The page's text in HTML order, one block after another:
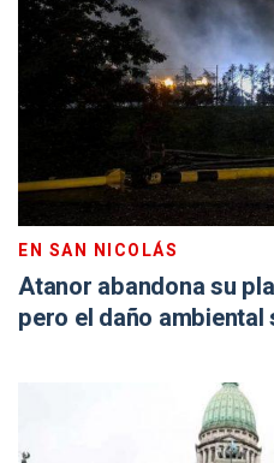
EN SAN NICOLÁS
Atanor abandona su
pero el daño